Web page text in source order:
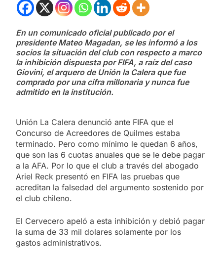
En un comunicado oficial publicado por el
presidente Mateo Magadan, se les informó a los
socios la situación del club con respecto a marco
la inhibición dispuesta por FIFA, a raíz del caso
Giovini, el arquero de Unión la Calera que fue
comprado por una cifra millonaria y nunca fue
admitido en la institución.
Unión La Calera denunció ante FIFA que el
Concurso de Acreedores de Quilmes estaba
terminado. Pero como mínimo le quedan 6 años,
que son las 6 cuotas anuales que se le debe pagar
a la AFA. Por lo que el club a través del abogado
Ariel Reck presentó en FIFA las pruebas que
acreditan la falsedad del argumento sostenido por
el club chileno.
El Cervecero apeló a esta inhibición y debió pagar
la suma de 33 mil dolares solamente por los
gastos administrativos.